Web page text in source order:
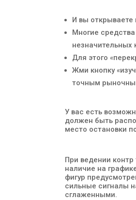
И вы открываете
Многие
незначительных
Для этого
Жми кнопку
точным
У вас есть
должен быть
место остановки
При ведении
наличие на
фигур
сильные сигналы
сглаженными.